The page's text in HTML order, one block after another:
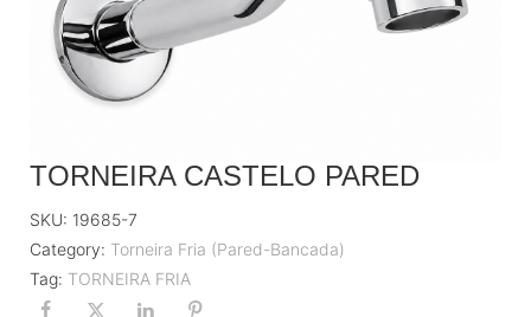
TORNEIRA CASTELO PARED
SKU: 19685-7
Category: Torneira Fria (Pared-Bancada)
Tag: TORNEIRA FRIA